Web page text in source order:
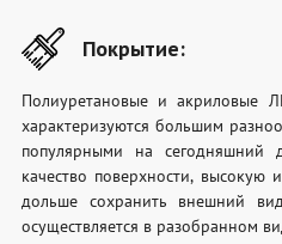
Покрытие:
Полиуретановые и акриловые
характеризуются большим
популярными на сегодняшний
качество поверхности, высокую
дольше сохранить внешний
осуществляется в разобранном